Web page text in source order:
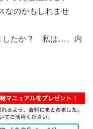
なのかもしれませ
したか？ 私は…、内